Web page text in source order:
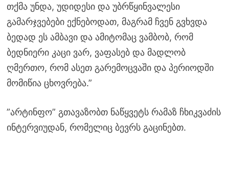
თქმა უნდა, უდიდესი და უბრწყინვალესი
გამარჯვებები ექნებოდათ, მაგრამ ჩვენ გვხვდა
ბედად ეს ამბავი და ამიტომაც ვამბობ, რომ
ბედნიერი კაცი ვარ, ვაფასებ და მადლობ
ღმერთო, რომ ასეთ გარემოცვაში და პერიოდში
მომიწია ცხოვრება.”
”არტინფო” გთავაზობთ ნაწყვეტს რამაზ ჩხიკვაძის
ინტერვიუდან, რომელიც ბევრს გაცინებთ.